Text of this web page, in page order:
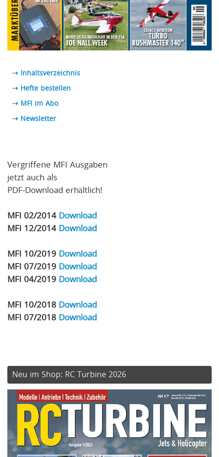
⇢ Inhaltsverzeichnis
⇢ Hefte bestellen
⇢ MFI im Abo
⇢ Newsletter
Vergriffene MFI Ausgaben
jetzt auch als
PDF-Download erhältlich!
MFI 02/2014 Download
MFI 12/2014 Download
MFI 10/2019 Download
MFI 07/2019 Download
MFI 04/2019 Download
MFI 10/2018 Download
MFI 07/2018 Download
Neu im Shop: RC Turbine 2026